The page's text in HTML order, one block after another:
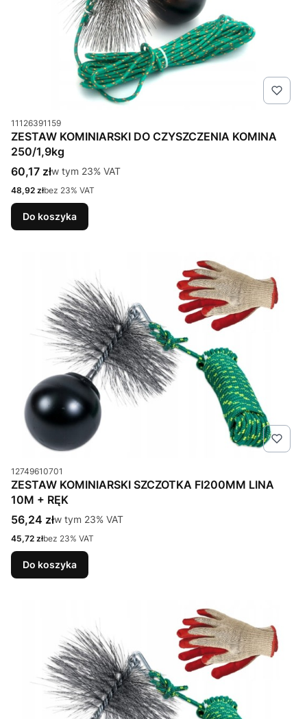
Kod produktu
11126391159
ZESTAW KOMINIARSKI DO CZYSZCZENIA KOMINA
250/1,9kg
Cena brutto
60,17 złw tym %s VAT
w tym 23% VAT
Cena netto
48,92 złbez 23% VAT
Do koszyka
Kod produktu
12749610701
ZESTAW KOMINIARSKI SZCZOTKA FI200MM LINA
10M + RĘK
Cena brutto
56,24 złw tym %s VAT
w tym 23% VAT
Cena netto
45,72 złbez 23% VAT
Do koszyka